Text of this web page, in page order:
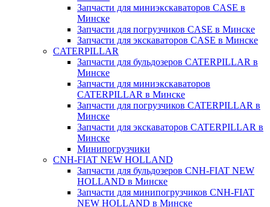
Запчасти для миниэкскаваторов CASE в
Минске
Запчасти для погрузчиков CASE в Минске
Запчасти для экскаваторов CASE в Минске
CATERPILLAR
Запчасти для бульдозеров CATERPILLAR в
Минске
Запчасти для миниэкскаваторов
CATERPILLAR в Минске
Запчасти для погрузчиков CATERPILLAR в
Минске
Запчасти для экскаваторов CATERPILLAR в
Минскe
Минипогрузчики
CNH-FIAT NEW HOLLAND
Запчасти для бульдозеров CNH-FIAT NEW
HOLLAND в Минске
Запчасти для минипогрузчиков CNH-FIAT
NEW HOLLAND в Минске